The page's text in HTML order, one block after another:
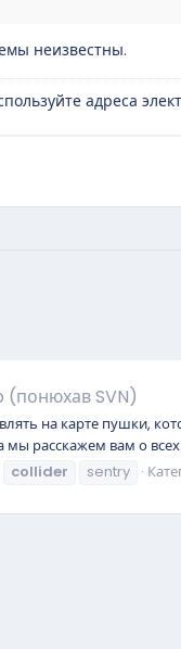
неизвестны.
адреса
(понюхав SVN)
на карте пушки,
расскажем вам о всех
collider sentry